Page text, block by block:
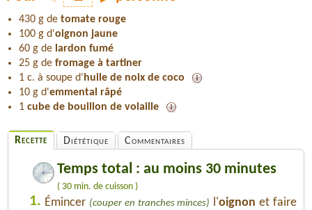
430 g de tomate rouge
100 g d'oignon jaune
60 g de lardon fumé
25 g de fromage à tartiner
1 c. à soupe d' huile de noix de coco
10 g d'emmental râpé
1 cube de bouillon de volaille
Recette Diététique Commentaires
Temps total : au moins 30 minutes
( 30 min. de cuisson )
1. Émincer (couper en tranches minces) l'oignon et faire